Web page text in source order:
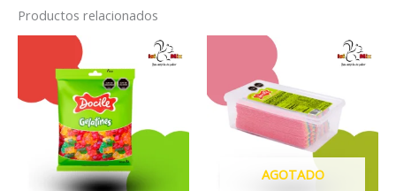
Productos relacionados
AGOTADO